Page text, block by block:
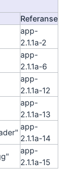
Referanse
app-
2.1.1a-2
app-
2.1.1a-6
app-
2.1.1a-12
app-
2.1.1a-13
app-
2.1.1a-14
app-
2.1.1a-15